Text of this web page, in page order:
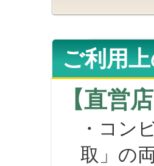
ご利用
【直営
・コン
取」の